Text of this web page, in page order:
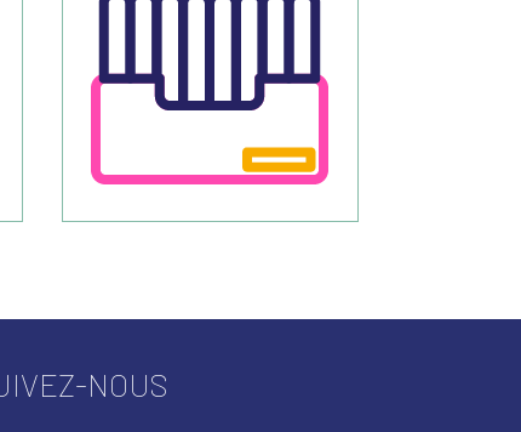
NOUS